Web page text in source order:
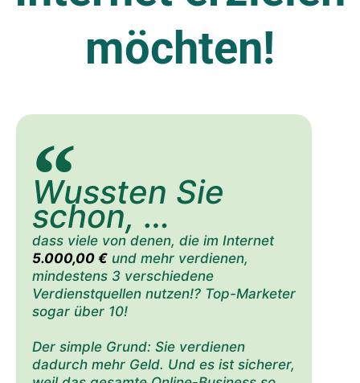
möchten!
Wussten Sie
schon, …
dass viele von denen, die im Internet
5.000,00 € und mehr verdienen,
mindestens 3 verschiedene
Verdienstquellen nutzen!? Top-Marketer
sogar über 10!
Der simple Grund: Sie verdienen
dadurch mehr Geld. Und es ist sicherer,